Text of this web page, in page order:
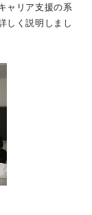
ャリア支援の系
しく説明しまし